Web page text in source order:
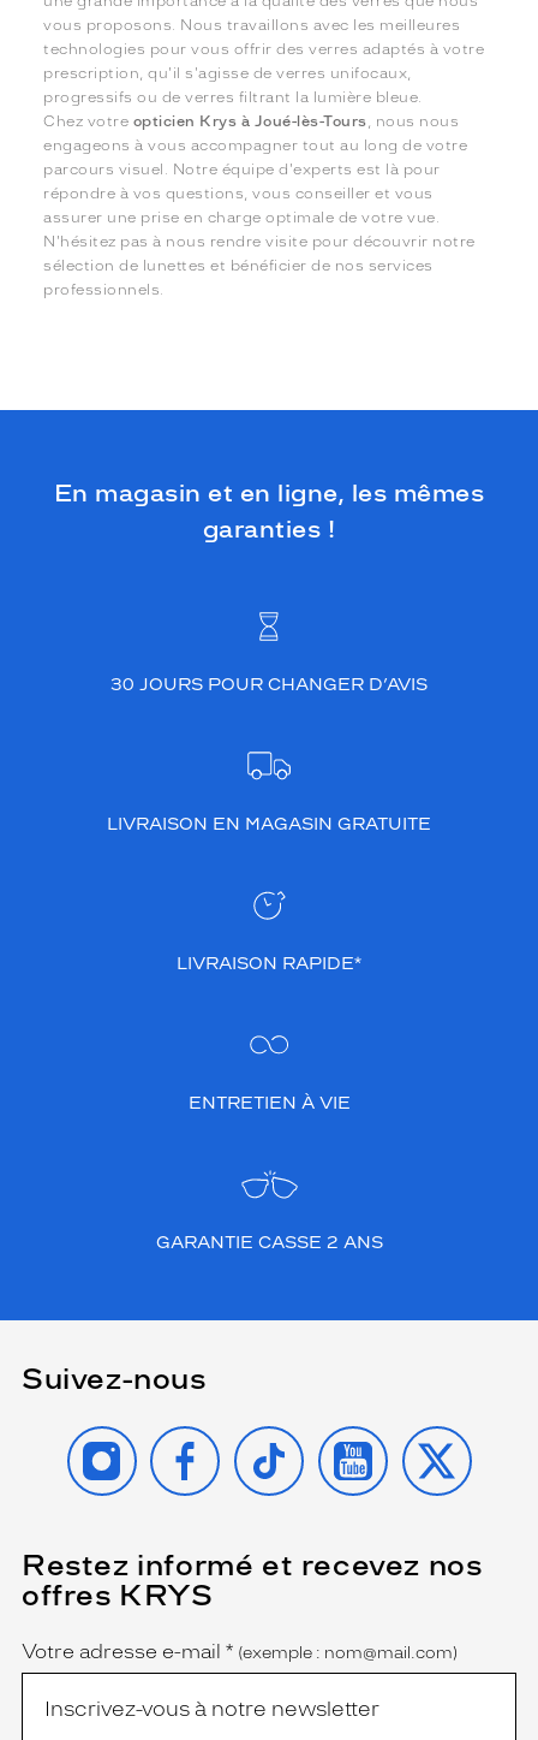
vous proposons. Nous travaillons avec les meilleures
technologies pour vous offrir des verres adaptés à votre
prescription, qu'il s'agisse de verres unifocaux,
progressifs ou de verres filtrant la lumière bleue.
Chez votre opticien Krys à Joué-lès-Tours, nous nous
engageons à vous accompagner tout au long de votre
parcours visuel. Notre équipe d'experts est là pour
répondre à vos questions, vous conseiller et vous
assurer une prise en charge optimale de votre vue.
N'hésitez pas à nous rendre visite pour découvrir notre
sélection de lunettes et bénéficier de nos services
professionnels.
En magasin et en ligne, les mêmes
garanties !
30 JOURS POUR CHANGER D’AVIS
LIVRAISON EN MAGASIN GRATUITE
LIVRAISON RAPIDE*
ENTRETIEN À VIE
GARANTIE CASSE 2 ANS
Suivez-nous
INSTAGRAMFACEBOOK
TIKTOK YOUTUBE
X
Restez informé et recevez nos
offres KRYS
Name
Votre adresse e-mail *
(Ce
champ
est
(exemple : nom@mail.com)